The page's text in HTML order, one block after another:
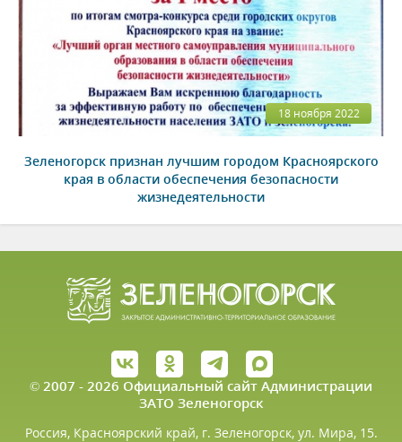
18 ноября 2022
Зеленогорск признан лучшим городом Красноярского
края в области обеспечения безопасности
жизнедеятельности
© 2007 - 2026 Официальный сайт Администрации
ЗАТО Зеленогорск
Россия, Красноярский край, г. Зеленогорск, ул. Мира, 15.